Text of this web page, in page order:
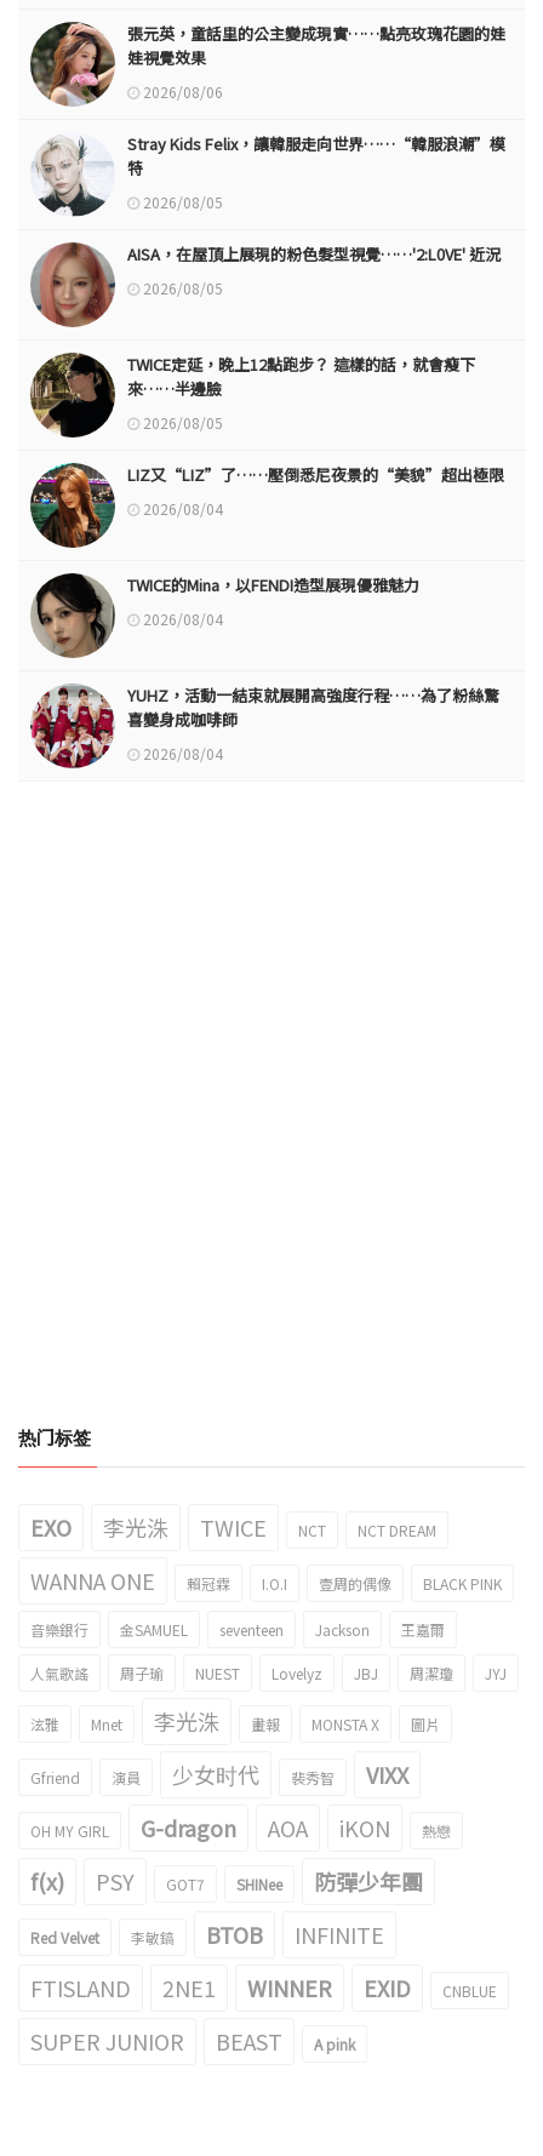
張元英，童話里的公主變成現實……點亮玫瑰花園的娃
娃視覺效果
2026/08/06
Stray Kids Felix，讓韓服走向世界……“韓服浪潮”模
特
2026/08/05
AISA，在屋頂上展現的粉色髮型視覺……'2:L0VE' 近況
2026/08/05
TWICE定延，晚上12點跑步？ 這樣的話，就會瘦下
來……半邊臉
2026/08/05
LIZ又“LIZ”了……壓倒悉尼夜景的“美貌”超出極限
2026/08/04
TWICE的Mina，以FENDI造型展現優雅魅力
2026/08/04
YUHZ，活動一結束就展開高強度行程……為了粉絲驚
喜變身成咖啡師
2026/08/04
热门标签
EXO 李光洙 TWICE NCT NCT DREAM
WANNA ONE 賴冠霖 I.O.I 壹周的偶像 BLACK PINK
音樂銀行 金SAMUEL seventeen Jackson 王嘉爾
人氣歌謠 周子瑜 NUEST Lovelyz JBJ 周潔瓊 JYJ
泫雅 Mnet 李光洙 畫報 MONSTA X 圖片
Gfriend 演員 少女时代 裴秀智 VIXX
OH MY GIRL G-dragon AOA iKON 熱戀
f(x) PSY GOT7 SHINee 防彈少年團
Red Velvet 李敏鎬 BTOB
INFINITE
FTISLAND
2NE1 WINNER EXID CNBLUE
SUPER JUNIOR BEAST A pink